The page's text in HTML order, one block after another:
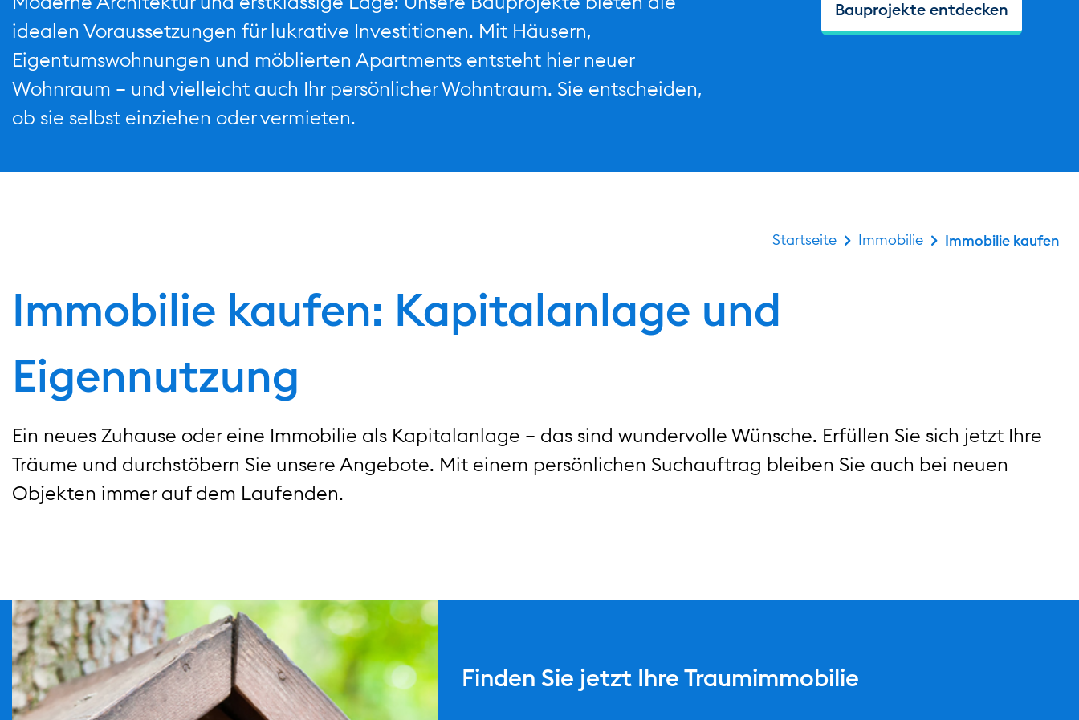
idealen Voraussetzungen für lukrative Investitionen. Mit Häusern,
Eigentumswohnungen und möblierten Apartments entsteht hier neuer
Wohnraum – und vielleicht auch Ihr persönlicher Wohntraum. Sie entscheiden,
ob sie selbst einziehen oder vermieten.
Bauprojekte entdecken
Startseite Immobilie Immobilie kaufen
Immobilie kaufen: Kapitalanlage und
Eigennutzung
Ein neues Zuhause oder eine Immobilie als Kapitalanlage – das sind wundervolle Wünsche. Erfüllen Sie sich jetzt Ihre
Träume und durchstöbern Sie unsere Angebote. Mit einem persönlichen Suchauftrag bleiben Sie auch bei neuen
Objekten immer auf dem Laufenden.
/.galleries/teaser/bild_text_teaser_immobiliensuche_770x430.jpg
Finden Sie jetzt Ihre Traumimmobilie